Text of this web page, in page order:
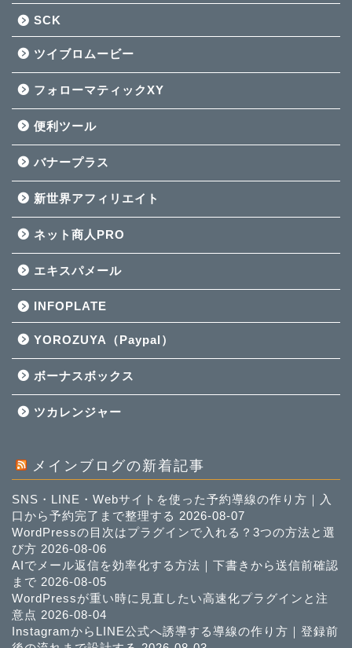
SCK
ツイブロムービー
フォローマティックXY
便利ツール
バナープラス
新世界アフィリエイト
ネット商人PRO
エキスパメール
INFOPLATE
YOROZUYA（Paypal）
ボーナスボックス
ツカレンジャー
メインブログの新着記事
SNS・LINE・Webサイトを使った予約導線の作り方｜入
口から予約完了まで整理する 2026-08-07
WordPressの目次はプラグインで入れる？3つの方法と選
び方 2026-08-06
AIでメール返信を効率化する方法｜下書きから送信前確認
まで 2026-08-05
WordPressが重い時に見直したい高速化プラグインと注
意点 2026-08-04
InstagramからLINE公式へ誘導する導線の作り方｜登録前